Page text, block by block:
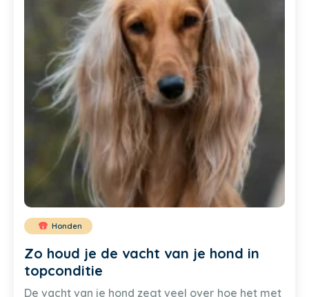
Honden
Zo houd je de vacht van je hond in
topconditie
De vacht van je hond zegt veel over hoe het met